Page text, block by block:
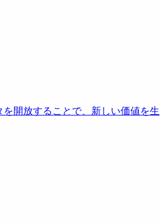
開放することで、新しい価値を生